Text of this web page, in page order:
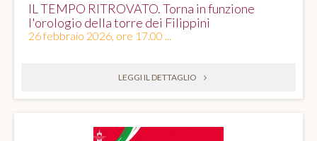
IL TEMPO RITROVATO. Torna in funzione
l'orologio della torre dei Filippini
26 febbraio 2026, ore 17.00 ...
LEGGI IL DETTAGLIO